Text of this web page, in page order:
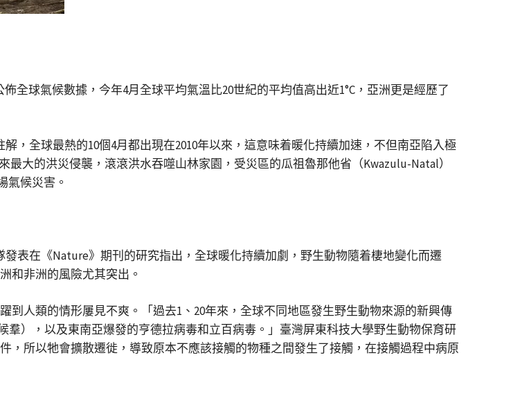
全球氣候數據，今年4月全球平均氣溫比20世紀的平均值高出近1°C，亞洲更是經歷了
，全球最熱的10個4月都出現在2010年以來，這意味着暖化持續加速，不但南亞陷入極
大的洪災侵襲，滾滾洪水吞噬山林家園，受災區的瓜祖魯那他省（Kwazulu-Natal）
氣候災害。
表在《Nature》期刊的研究指出，全球暖化持續加劇，野生動物隨着棲地變化而遷
和非洲的風險尤其突出。
人類的情形屢見不爽。「過去1、20年來，全球不同地區發生野生動物來源的新興傳
羣），以及東南亞爆發的亨德拉病毒和立百病毒。」臺灣屏東科技大學野生動物保育研
，所以牠會擴散遷徙，導致原本不應該接觸的物種之間發生了接觸，在接觸過程中病原